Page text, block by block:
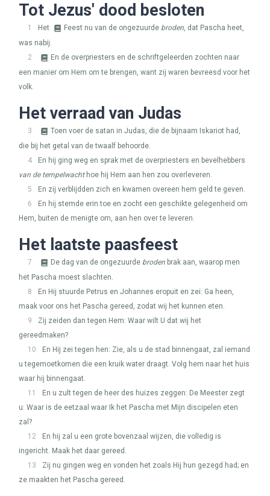
Tot Jezus' dood besloten
1 Het Feest nu van de ongezuurde broden, dat Pascha heet,
was nabij.
2
En de overpriesters en de schriftgeleerden zochten naar
een manier om Hem om te brengen, want zij waren bevreesd voor het
volk.
Het verraad van Judas
3
Toen voer de satan in Judas, die de bijnaam Iskariot had,
die bij het getal van de twaalf behoorde.
4
En hij ging weg en sprak met de overpriesters en bevelhebbers
van de tempelwachthoe hij Hem aan hen zou overleveren.
5
En zij verblijdden zich en kwamen overeen hem geld te geven.
6
En hij stemde erin toe en zocht een geschikte gelegenheid om
Hem, buiten de menigte om, aan hen over te leveren.
Het laatste paasfeest
7 De dag van de ongezuurde broden brak aan, waarop men
het Pascha moest slachten.
8
En Hij stuurde Petrus en Johannes eropuit en zei: Ga heen,
maak voor ons het Pascha gereed, zodat wij het kunnen eten.
9
Zij zeiden dan tegen Hem: Waar wilt U dat wij het
gereedmaken?
10
En Hij zei tegen hen: Zie, als u de stad binnengaat, zal iemand
u tegemoetkomen die een kruik water draagt. Volg hem naar het huis
waar hij binnengaat.
11
En u zult tegen de heer des huizes zeggen: De Meester zegt
u: Waar is de eetzaal waar Ik het Pascha met Mijn discipelen eten
zal?
12
En hij zal u een grote bovenzaal wijzen, die volledig is
ingericht. Maak het daar gereed.
13
Zij nu gingen weg en vonden het zoals Hij hun gezegd had; en
ze maakten het Pascha gereed.